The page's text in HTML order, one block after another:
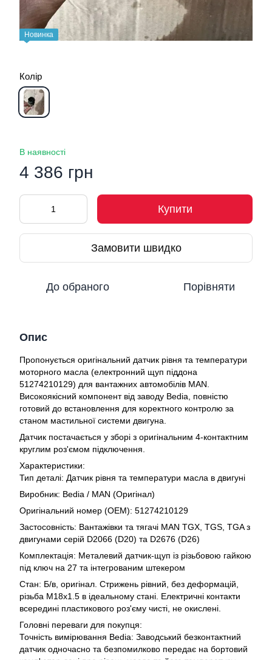
Новинка
Колір
В наявності
4 386 грн
Купити
Замовити швидко
До обраного Порівняти
Опис
Пропонується оригінальний датчик рівня та температури
моторного масла (електронний щуп піддона
51274210129) для вантажних автомобілів MAN.
Високоякісний компонент від заводу Bedia, повністю
готовий до встановлення для коректного контролю за
станом мастильної системи двигуна.
Датчик постачається у зборі з оригінальним 4-контактним
круглим роз'ємом підключення.
Характеристики:
Тип деталі: Датчик рівня та температури масла в двигуні
Виробник: Bedia / MAN (Оригінал)
Оригінальний номер (ОЕМ): 51274210129
Застосовність: Вантажівки та тягачі MAN TGX, TGS, TGA з
двигунами серій D2066 (D20) та D2676 (D26)
Комплектація: Металевий датчик-щуп із різьбовою гайкою
під ключ на 27 та інтегрованим штекером
Стан: Б/в, оригінал. Стрижень рівний, без деформацій,
різьба М18х1.5 в ідеальному стані. Електричні контакти
всередині пластикового роз'єму чисті, не окислені.
Головні переваги для покупця:
Точність вимірювання Bedia: Заводський безконтактний
датчик одночасно та безпомилково передає на бортовий